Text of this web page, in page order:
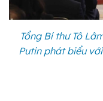
Tổng Bí thư Tô
Putin phát biểu